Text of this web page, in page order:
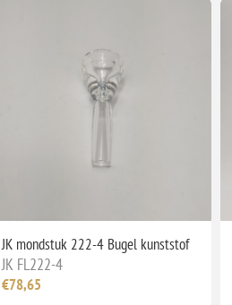
JK mondstuk 222-4 Bugel kunststof
JK FL222-4
€78,65